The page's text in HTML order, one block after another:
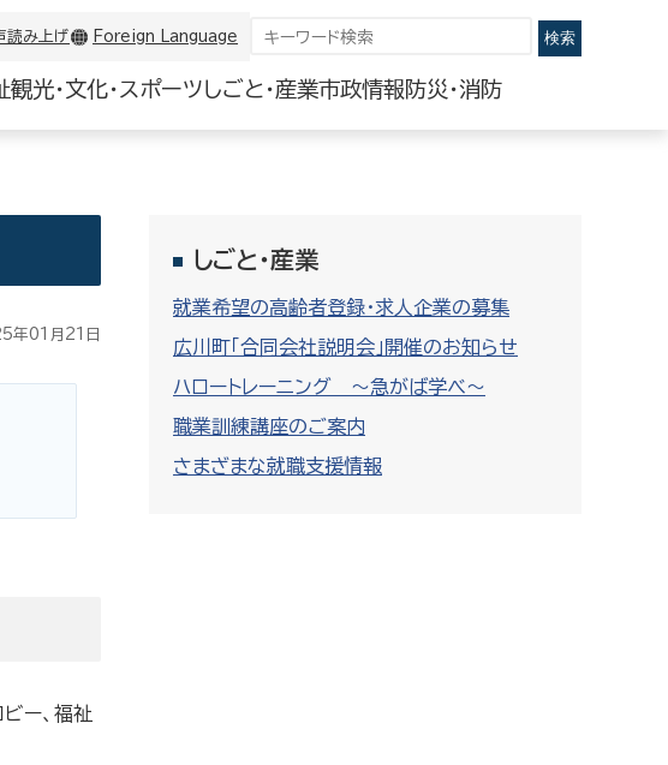
読み上げ Foreign Language
観光・文化・スポーツしごと・産業市政情報 防災・消防
しごと・産業
就業希望の高齢者登録・求人企業の募集
広川町「合同会社説明会」開催のお知らせ
ハロートレーニング 〜急がば学べ〜
職業訓練講座のご案内
さまざまな就職支援情報
年01月21日
ー、福祉